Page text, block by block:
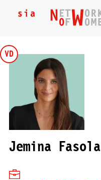
VD
Jemina Fasola